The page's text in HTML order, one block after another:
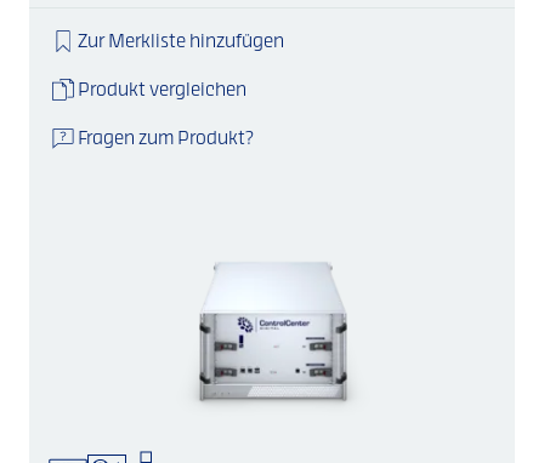
Zur Merkliste hinzufügen
Produkt vergleichen
Fragen zum Produkt?